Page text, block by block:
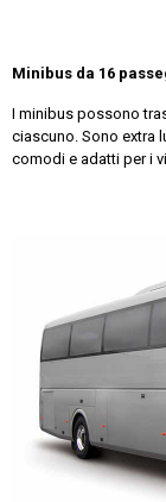
Minibus da 16
I minibus possono
ciascuno. Sono extra
comodi e adatti per i